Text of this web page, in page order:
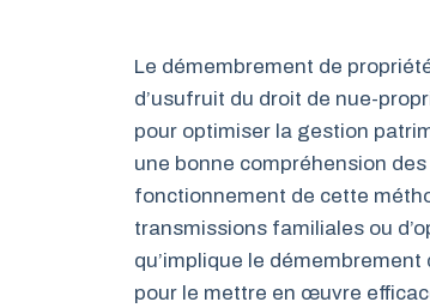
Le démembrement de
d’usufruit du droit de nue-
pour optimiser la gestion
une bonne compréhension
fonctionnement de cette
transmissions familiales ou
qu’implique le
pour le mettre en œuvre